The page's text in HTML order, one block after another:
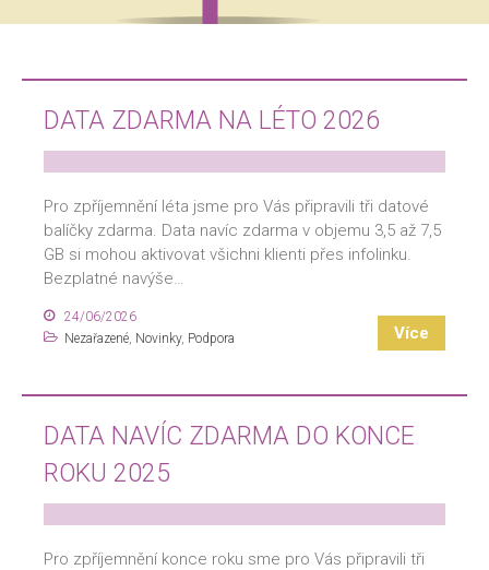
DATA ZDARMA NA LÉTO 2026
Pro zpříjemnění léta jsme pro Vás připravili tři datové
balíčky zdarma. Data navíc zdarma v objemu 3,5 až 7,5
GB si mohou aktivovat všichni klienti přes infolinku.
Bezplatné navýše…
24/06/2026
Nezařazené, Novinky, Podpora Více
DATA NAVÍC ZDARMA DO KONCE
ROKU 2025
Pro zpříjemnění konce roku sme pro Vás připravili tři